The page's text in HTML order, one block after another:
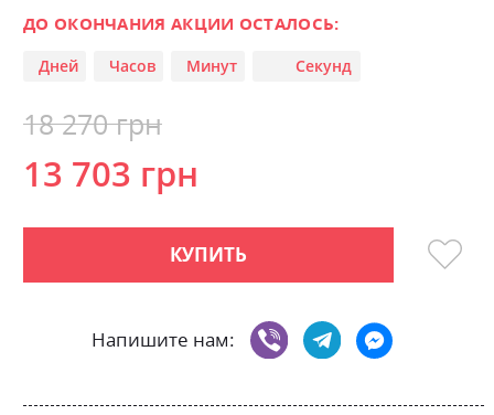
of
images
ДО ОКОНЧАНИЯ АКЦИИ ОСТАЛОСЬ:
Дней Часов Минут Секунд
13 703 грн
18 270 грн
КУПИТЬ
Напишите нам: